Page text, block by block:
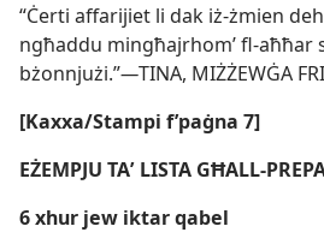
“Ċerti affarijiet li dak iż-​żmien
ngħaddu mingħajrhom’ fl-​aħħar
bżonnjużi.”—TINA, MIŻŻEWĠA
[Kaxxa/Stampi f’paġna 7]
EŻEMPJU TAʼ LISTA GĦALL-​
6 xhur jew iktar qabel